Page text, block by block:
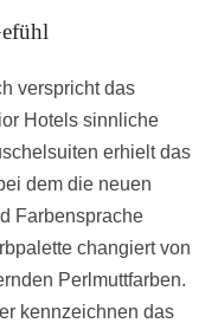
verspricht das
Hotels sinnliche
erhielt das
dem die neuen
Farbensprache
changiert von
Perlmuttfarben.
kennzeichnen das